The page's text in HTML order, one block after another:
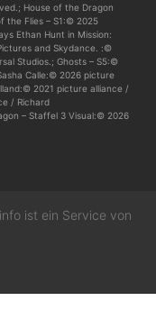
House of the Dragon
the Flies – S1:© 2025
Ethan Hunt in Mission:
and Skydance. :©
Studios.; Ghosts – S5:©
Calle:© 2026 picture
2021 picture alliance /
/ Richard
– Staffel 3 Visual:© 2026
ist ein Service von